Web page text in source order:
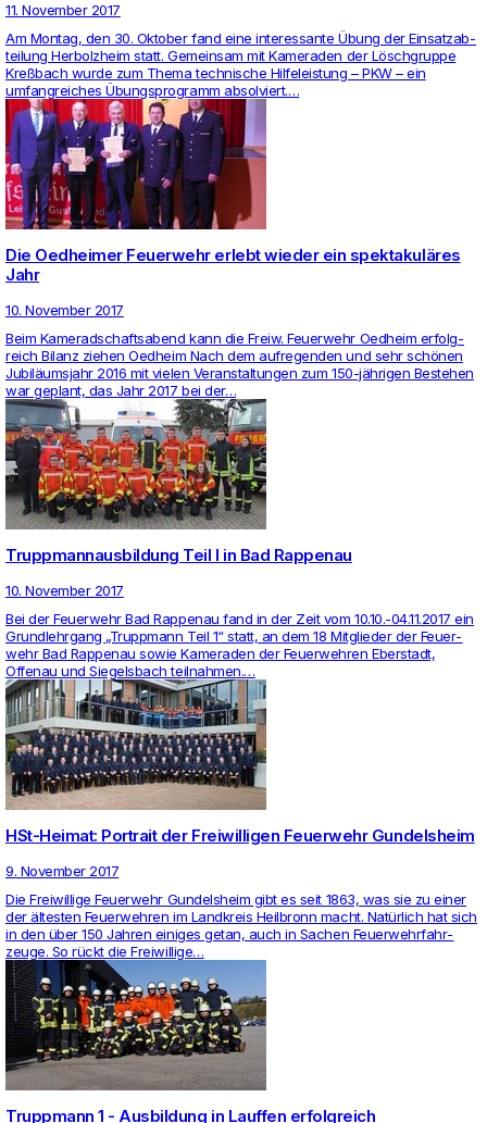
11. November 2017
Am Montag, den 30. Oktober fand eine inter­es­sante Übung der Ein­satz­ab­
tei­lung Her­bolz­heim statt. Gemeinsam mit Kame­raden der Löschgruppe
Kreßbach wurde zum Thema tech­ni­sche Hil­fe­leis­tung – PKW – ein
umfang­rei­ches Übungs­pro­gramm absol­viert.…
Die Oedheimer Feuerwehr erlebt wieder ein spektakuläres
Jahr
10. November 2017
Beim Kame­rad­schafts­abend kann die Freiw. Feu­er­wehr Oed­heim erfolg­
reich Bilanz ziehen Oed­heim Nach dem auf­re­genden und sehr schönen
Jubiläumsjahr 2016 mit vielen Ver­an­stal­tungen zum 150-jährigen Bestehen
war geplant, das Jahr 2017 bei der…
Truppmannausbildung Teil I in Bad Rappenau
10. November 2017
Bei der Feu­er­wehr Bad Rap­penau fand in der Zeit vom 10.10.-04.11.2017 ein
Grund­lehr­gang „Trupp­mann Teil 1“ statt, an dem 18 Mit­glieder der Feu­er­
wehr Bad Rap­penau sowie Kame­raden der Feu­er­wehren Eber­stadt,
Offenau und Sie­gels­bach teil­nahmen.…
HSt-Heimat: Portrait der Freiwilligen Feuerwehr Gundelsheim
9. November 2017
Die Frei­wil­lige Feu­er­wehr Gun­dels­heim gibt es seit 1863, was sie zu einer
der ältesten Feu­er­wehren im Land­kreis Heil­bronn macht. Natürlich hat sich
in den über 150 Jahren einiges getan, auch in Sachen Feu­er­wehr­fahr­
zeuge. So rückt die Frei­wil­lige…
Truppmann 1 - Ausbildung in Lauffen erfolgreich